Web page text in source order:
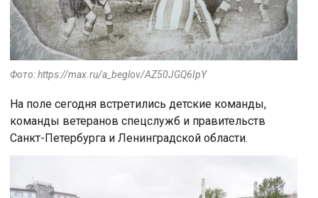
Фото: https://max.ru/a_beglov/AZ50JGQ6IpY
На поле сегодня встретились детские команды,
команды ветеранов спецслужб и правительств
Санкт-Петербурга и Ленинградской области.